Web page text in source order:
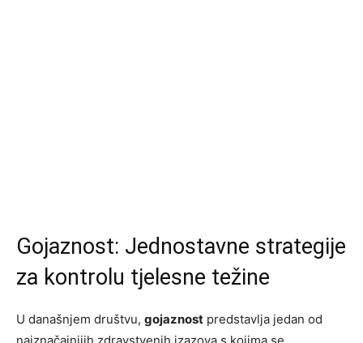
Gojaznost: Jednostavne strategije
za kontrolu tjelesne težine
U današnjem društvu, gojaznost predstavlja jedan od